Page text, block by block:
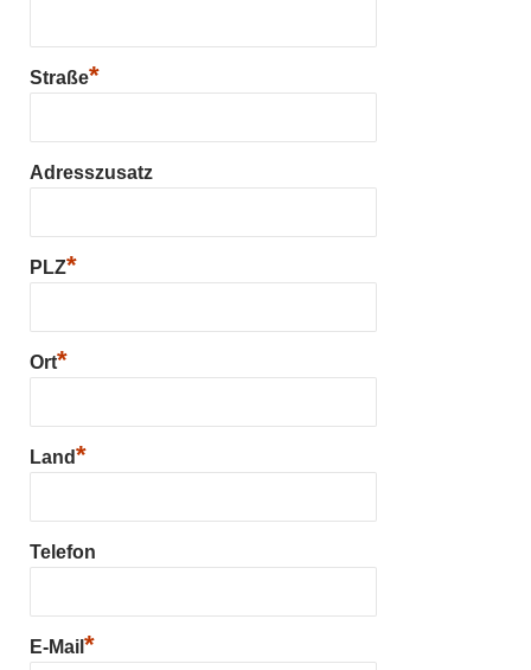
Straße*
Adresszusatz
PLZ*
Ort*
Land*
Telefon
E-Mail *